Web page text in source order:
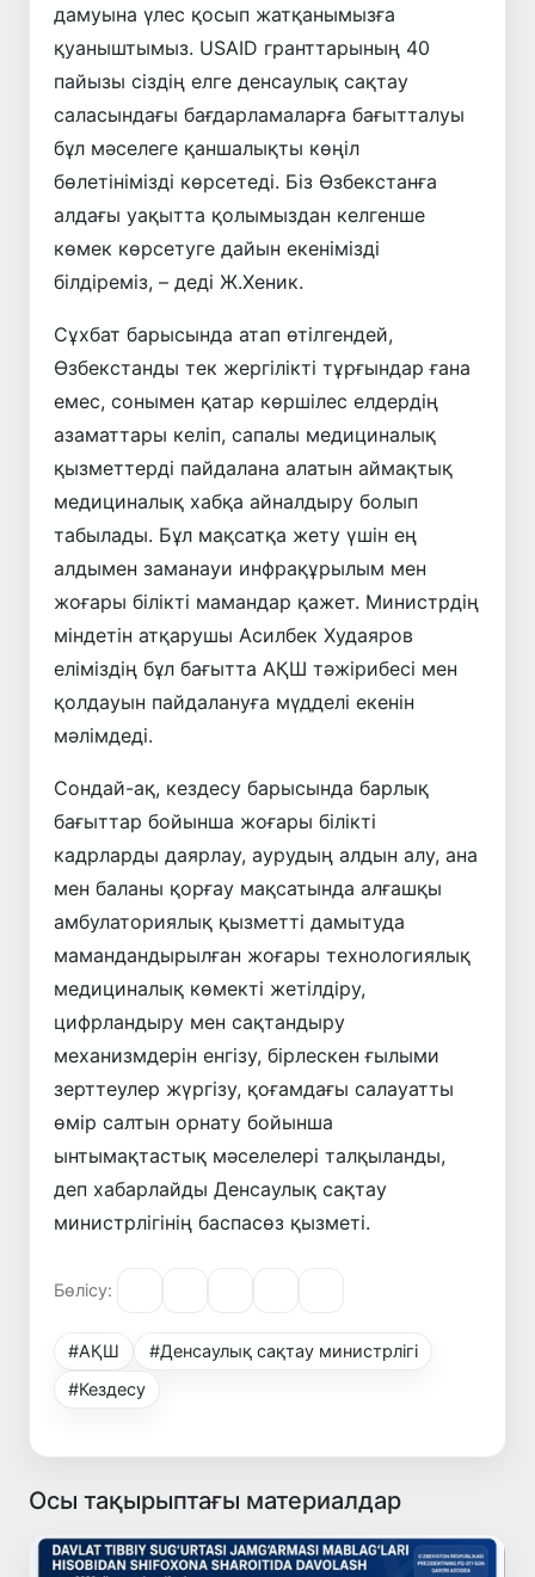
дамуына үлес қосып жатқанымызға
қуаныштымыз. USAID гранттарының 40
пайызы сіздің елге денсаулық сақтау
саласындағы бағдарламаларға бағытталуы
бұл мәселеге қаншалықты көңіл
бөлетінімізді көрсетеді. Біз Өзбекстанға
алдағы уақытта қолымыздан келгенше
көмек көрсетуге дайын екенімізді
білдіреміз, – деді Ж.Хеник.
Сұхбат барысында атап өтілгендей,
Өзбекстанды тек жергілікті тұрғындар ғана
емес, сонымен қатар көршілес елдердің
азаматтары келіп, сапалы медициналық
қызметтерді пайдалана алатын аймақтық
медициналық хабқа айналдыру болып
табылады. Бұл мақсатқа жету үшін ең
алдымен заманауи инфрақұрылым мен
жоғары білікті мамандар қажет. Министрдің
міндетін атқарушы Асилбек Худаяров
еліміздің бұл бағытта АҚШ тәжірибесі мен
қолдауын пайдалануға мүдделі екенін
мәлімдеді.
Сондай-ақ, кездесу барысында барлық
бағыттар бойынша жоғары білікті
кадрларды даярлау, аурудың алдын алу, ана
мен баланы қорғау мақсатында алғашқы
амбулаториялық қызметті дамытуда
мамандандырылған жоғары технологиялық
медициналық көмекті жетілдіру,
цифрландыру мен сақтандыру
механизмдерін енгізу, бірлескен ғылыми
зерттеулер жүргізу, қоғамдағы салауатты
өмір салтын орнату бойынша
ынтымақтастық мәселелері талқыланды,
деп хабарлайды Денсаулық сақтау
министрлігінің баспасөз қызметі.
Бөлісу:
#АҚШ
#Денсаулық сақтау министрлігі
#Кездесу
Осы тақырыптағы материалдар